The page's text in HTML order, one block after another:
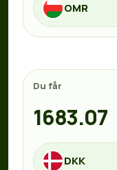
OMR
Du får
DKK